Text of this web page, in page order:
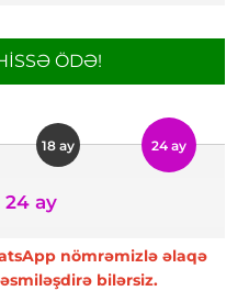
ÖDƏ!
18 ay 24 ay
ay
nömrəmizlə əlaqə
bilərsiz.